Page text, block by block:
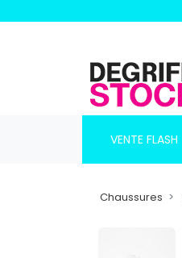
VENTE FLASH
Chaussures